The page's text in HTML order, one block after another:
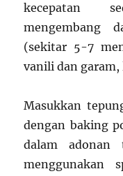
kecepatan
mengembang
(sekitar 5-7
vanili dan
Masukkan
dengan baking
dalam adonan
menggunakan